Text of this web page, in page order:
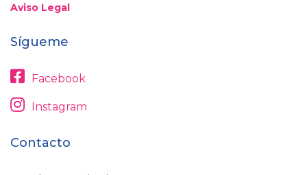
Aviso Legal
Sígueme
Facebook
Instagram
Contacto